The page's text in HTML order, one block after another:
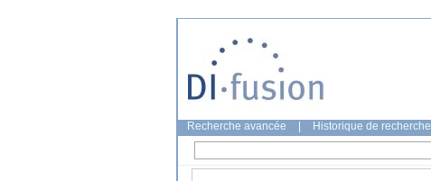
Recherche avancée Historique de recherche